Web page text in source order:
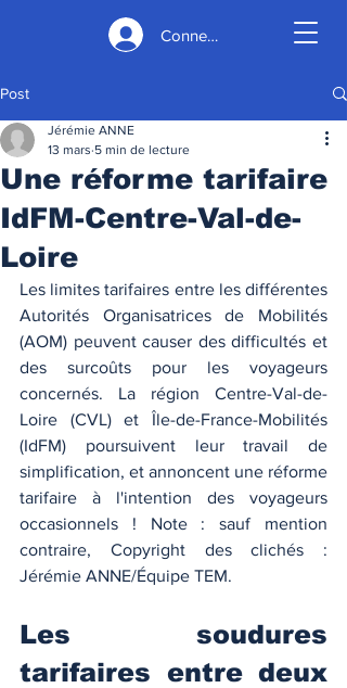
Connexion
Post
Une réforme tarifaire
IdFM-Centre-Val-de-
Loire
Jérémie ANNE
13 mars 5 min de lecture
Les limites tarifaires entre les différentes
Autorités Organisatrices de Mobilités
(AOM) peuvent causer des difficultés et
des surcoûts pour les voyageurs
concernés. La région Centre-Val-de-
Loire (CVL) et Île-de-France-Mobilités
(IdFM) poursuivent leur travail de
simplification, et annoncent une réforme
tarifaire à l'intention des voyageurs
occasionnels ! Note : sauf mention
contraire, Copyright des clichés :
Jérémie ANNE/Équipe TEM.
Les soudures
tarifaires entre deux